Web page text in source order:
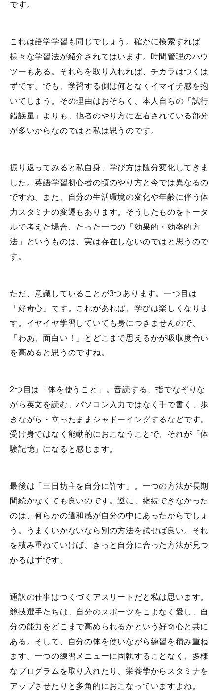
です。
これは語学学習も同じでしょう。確かに検索すれば
様々な学習法が紹介されてはいます。時間管理のハウ
ツーもある。それらを取り入れれば、チカラはつくは
ずです。でも、学習する側は何となくイマイチ感を抱
いてしまう。その理由はおそらく、本人自らの「試行
錯誤量」よりも、他者のやり方に左右されている部分
が多いからなのではと私は思うのです。
振り返ってみると私自身、学び方は随分変化してきま
した。英語学習初心者の頃のやり方と今では異なるの
ですね。また、自分の生活環境の変化や年齢に伴う体
力スタミナの変遷もあります。そうしたものをトータ
ルで考えた場合、たった一つの「効果的・効率的方
法」というものは、実は存在しないのではと思うので
す。
ただ、意識していることが3つあります。一つ目は
「好奇心」です。これがあれば、学びは楽しくなりま
す。イヤイヤ学習していても身につきませんので、
「わあ、面白い！」とどこまで思えるかが吸収度合い
を高めると思うのですね。
2つ目は「体を使うこと」。音読する、指でなぞりな
がら英文を読む、パソコン入力ではなく手で書く、歩
きながら・立ったままシャドーイングするなどです。
受け身ではなく能動的におこなうことで、それが「体
験記憶」になると感じます。
最後は「三日坊主を自分に許す」。一つの方法が長期
間続かなくても良いのです。逆に、継続できなかった
のは、何らかの違和感が自分の中にあったからでしょ
う。うまくいかないなら別の方法を試せば良い。それ
を積み重ねていけば、きっと自分に合った方法が見つ
かるはずです。
通訳の仕事はつくづくアスリートだと私は思います。
競技選手たちは、自分のスポーツをこよなく愛し、自
分の能力をどこまで高められるかという好奇心と共に
ある。そして、自分の体を使いながら練習を積み重ね
ます。一つの練習メニューに固執することなく、多様
なプログラムを取り入れたり、栄養学からスタミナを
アップさせたりと多角的におこなっていますよね。